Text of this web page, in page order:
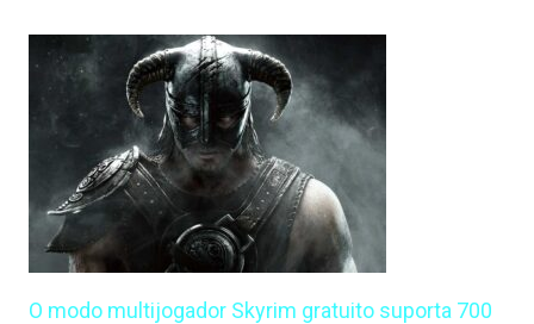
O modo multijogador Skyrim gratuito suporta 700